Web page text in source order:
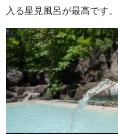
入る星見風呂が最高です。